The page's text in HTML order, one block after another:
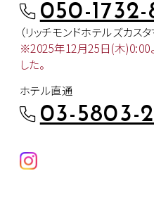
050-1732-
（リッチモンドホテルズカス
※2025年12月25日(木)0:00よ
した。
ホテル直通
03-5803-